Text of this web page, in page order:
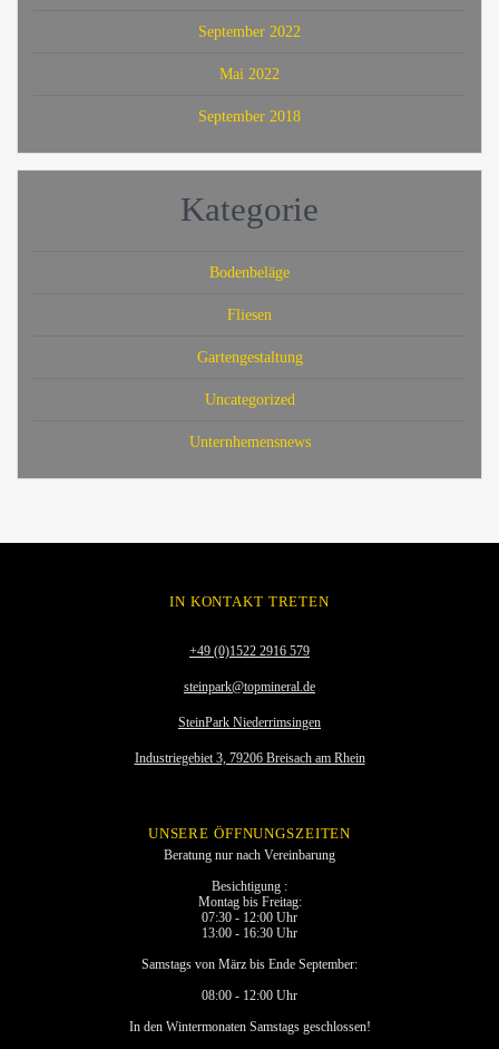
September 2022
Mai 2022
September 2018
Kategorie
Bodenbeläge
Fliesen
Gartengestaltung
Uncategorized
Unternhemensnews
IN KONTAKT TRETEN
+49 (0)1522 2916 579
steinpark@topmineral.de
SteinPark Niederrimsingen
Industriegebiet 3, 79206 Breisach am Rhein
UNSERE ÖFFNUNGSZEITEN
Beratung nur nach Vereinbarung
Besichtigung :
Montag bis Freitag:
07:30 - 12:00 Uhr
13:00 - 16:30 Uhr
Samstags von März bis Ende September:
08:00 - 12:00 Uhr
In den Wintermonaten Samstags geschlossen!